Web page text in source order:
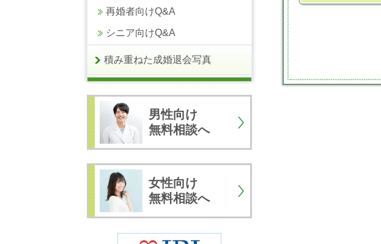
再婚者向けQ&A
シニア向けQ&A
積み重ねた成婚退会写真
男性向け
無料相談へ
女性向け
無料相談へ